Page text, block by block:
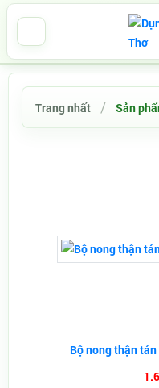
Trang nhất Sản
Bộ nong thận